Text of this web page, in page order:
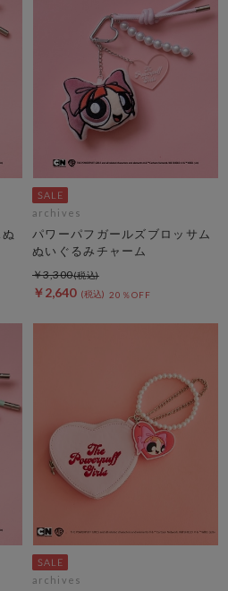
archives
パワーパフガールズブロッサム
ぬいぐるみチャーム
￥2,640 20％OFF
￥3,300
archives